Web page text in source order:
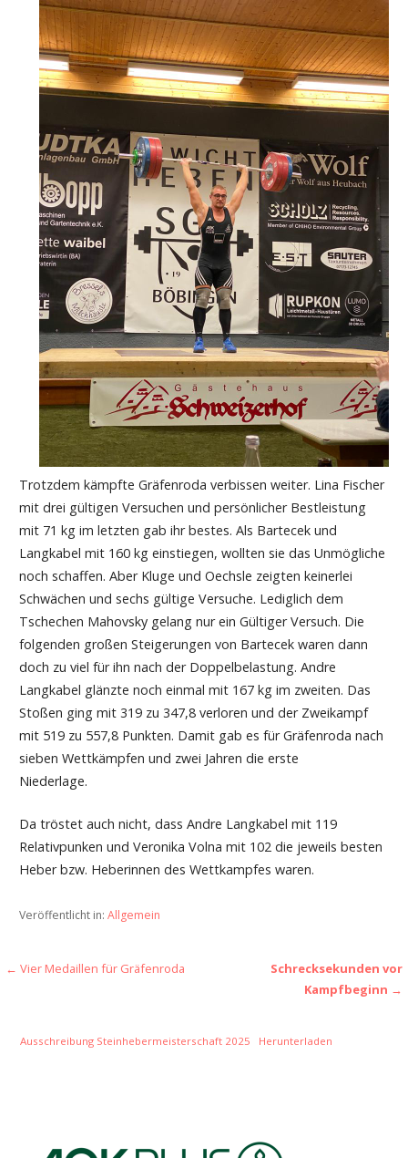
Trotzdem kämpfte Gräfenroda verbissen weiter. Lina Fischer
mit drei gültigen Versuchen und persönlicher Bestleistung
mit 71 kg im letzten gab ihr bestes. Als Bartecek und
Langkabel mit 160 kg einstiegen, wollten sie das Unmögliche
noch schaffen. Aber Kluge und Oechsle zeigten keinerlei
Schwächen und sechs gültige Versuche. Lediglich dem
Tschechen Mahovsky gelang nur ein Gültiger Versuch. Die
folgenden großen Steigerungen von Bartecek waren dann
doch zu viel für ihn nach der Doppelbelastung. Andre
Langkabel glänzte noch einmal mit 167 kg im zweiten. Das
Stoßen ging mit 319 zu 347,8 verloren und der Zweikampf
mit 519 zu 557,8 Punkten. Damit gab es für Gräfenroda nach
sieben Wettkämpfen und zwei Jahren die erste
Niederlage.
Da tröstet auch nicht, dass Andre Langkabel mit 119
Relativpunken und Veronika Volna mit 102 die jeweils besten
Heber bzw. Heberinnen des Wettkampfes waren.
Veröffentlicht in: Allgemein
Beitragsnavigation
← Vier Medaillen für Gräfenroda
Schrecksekunden vor
Kampfbeginn →
Ausschreibung Steinhebermeisterschaft 2025 Herunterladen